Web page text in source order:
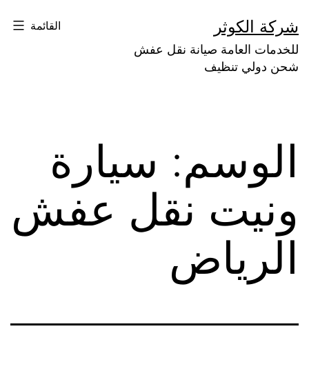
إلى
المحتوى
شركة الكوثر
للخدمات العامة صيانة نقل عفش
شحن دولي تنظيف
القائمة
الوسم: سيارة
ونيت نقل عفش
الرياض